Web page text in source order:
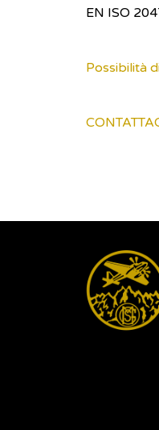
EN ISO
Possibilità